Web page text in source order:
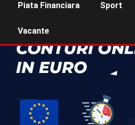
Piata Financiara Sport
Vacante